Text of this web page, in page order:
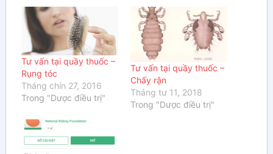
Tư vấn tại quầy thuốc –
Rụng tóc
Tháng chín 27, 2016
Trong "Dược điều trị"
Tư vấn tại quầy thuốc –
Chấy rận
Tháng tư 11, 2018
Trong "Dược điều trị"